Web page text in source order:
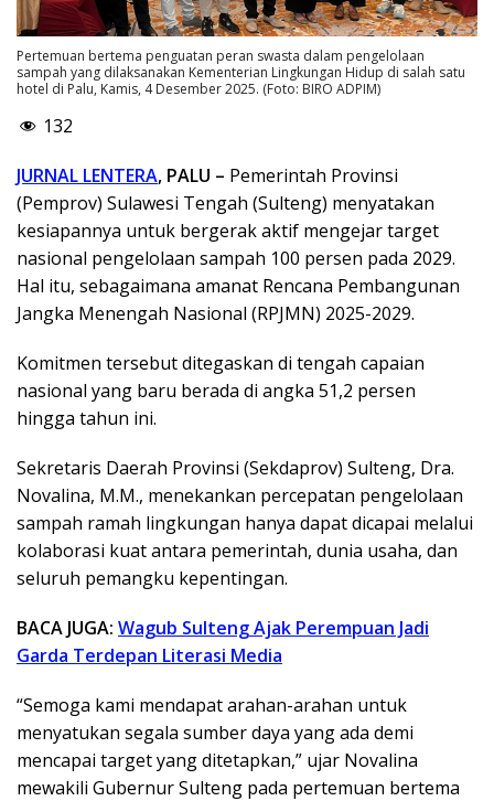
Pertemuan bertema penguatan peran swasta dalam pengelolaan
sampah yang dilaksanakan Kementerian Lingkungan Hidup di salah satu
hotel di Palu, Kamis, 4 Desember 2025. (Foto: BIRO ADPIM)
132
JURNAL LENTERA, PALU – Pemerintah Provinsi
(Pemprov) Sulawesi Tengah (Sulteng) menyatakan
kesiapannya untuk bergerak aktif mengejar target
nasional pengelolaan sampah 100 persen pada 2029.
Hal itu, sebagaimana amanat Rencana Pembangunan
Jangka Menengah Nasional (RPJMN) 2025-2029.
Komitmen tersebut ditegaskan di tengah capaian
nasional yang baru berada di angka 51,2 persen
hingga tahun ini.
Sekretaris Daerah Provinsi (Sekdaprov) Sulteng, Dra.
Novalina, M.M., menekankan percepatan pengelolaan
sampah ramah lingkungan hanya dapat dicapai melalui
kolaborasi kuat antara pemerintah, dunia usaha, dan
seluruh pemangku kepentingan.
BACA JUGA: Wagub Sulteng Ajak Perempuan Jadi
Garda Terdepan Literasi Media
“Semoga kami mendapat arahan-arahan untuk
menyatukan segala sumber daya yang ada demi
mencapai target yang ditetapkan,” ujar Novalina
mewakili Gubernur Sulteng pada pertemuan bertema